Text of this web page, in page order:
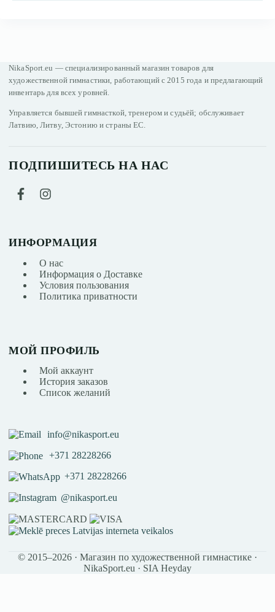
NikaSport.eu — специализированный магазин товаров для
художественной гимнастики, работающий с 2015 года и предлагающий
инвентарь для всех уровней.
Управляется бывшей гимнасткой, тренером и судьёй; обслуживает
Латвию, Литву, Эстонию и страны ЕС.
ПОДПИШИТЕСЬ НА НАС
ИНФОРМАЦИЯ
О нас
Информация о Доставке
Условия пользования
Политика приватности
МОЙ ПРОФИЛЬ
Мой аккаунт
История заказов
Список желаний
info@nikasport.eu
+371 28228266
+371 28228266
@nikasport.eu
© 2015–2026 · Магазин по художественной гимнастике ·
NikaSport.eu · SIA Heyday